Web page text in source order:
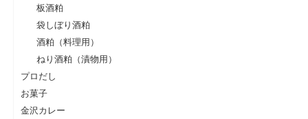
板酒粕
袋しぼり酒粕
酒粕（料理用）
ねり酒粕（漬物用）
プロだし
お菓子
金沢カレー